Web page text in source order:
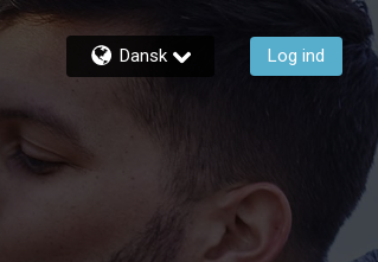
Dansk Log ind